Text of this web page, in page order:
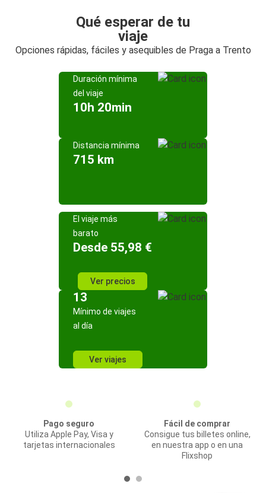
Qué esperar de tu
viaje
Opciones rápidas, fáciles y asequibles de Praga a Trento
Duración mínima
del viaje
10h 20min
Distancia mínima
715 km
El viaje más
barato
Desde 55,98 €
Ver precios
13
Mínimo de viajes
al día
Ver viajes
Pago seguro
Utiliza Apple Pay, Visa y
tarjetas internacionales
Fácil de comprar
Consigue tus billetes online,
en nuestra app o en una
Flixshop